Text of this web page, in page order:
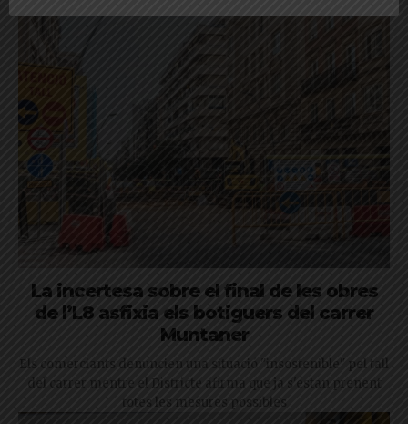
La incertesa sobre el final de les obres
de l’L8 asfixia els botiguers del carrer
Muntaner
Els comerciants denuncien una situació "insostenible" pel tall
del carrer mentre el Districte afirma que ja s'estan prenent
totes les mesures possibles